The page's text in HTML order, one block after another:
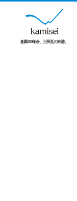
創業150年余、三州瓦の神清。